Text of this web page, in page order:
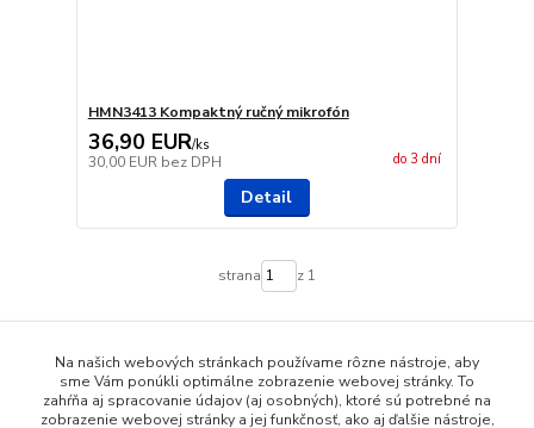
HMN3413 Kompaktný ručný mikrofón
36,90 EUR/ks
30,00 EUR bez DPH do 3 dní
Detail
strana z 1
Na našich webových stránkach používame rôzne nástroje, aby
sme Vám ponúkli optimálne zobrazenie webovej stránky. To
zahŕňa aj spracovanie údajov (aj osobných), ktoré sú potrebné na
zobrazenie webovej stránky a jej funkčnosť, ako aj ďalšie nástroje,